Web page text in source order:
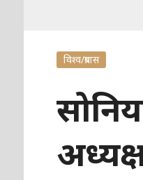
विश्व/प्रबास